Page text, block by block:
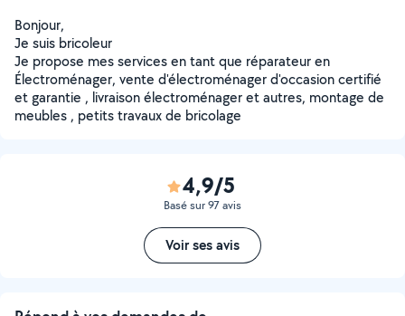
Bonjour,
Je suis bricoleur
Je propose mes services en tant que réparateur en
Électroménager, vente d'électroménager d'occasion certifié
et garantie , livraison électroménager et autres, montage de
meubles , petits travaux de bricolage
4,9/5
Basé sur 97 avis
Voir ses avis